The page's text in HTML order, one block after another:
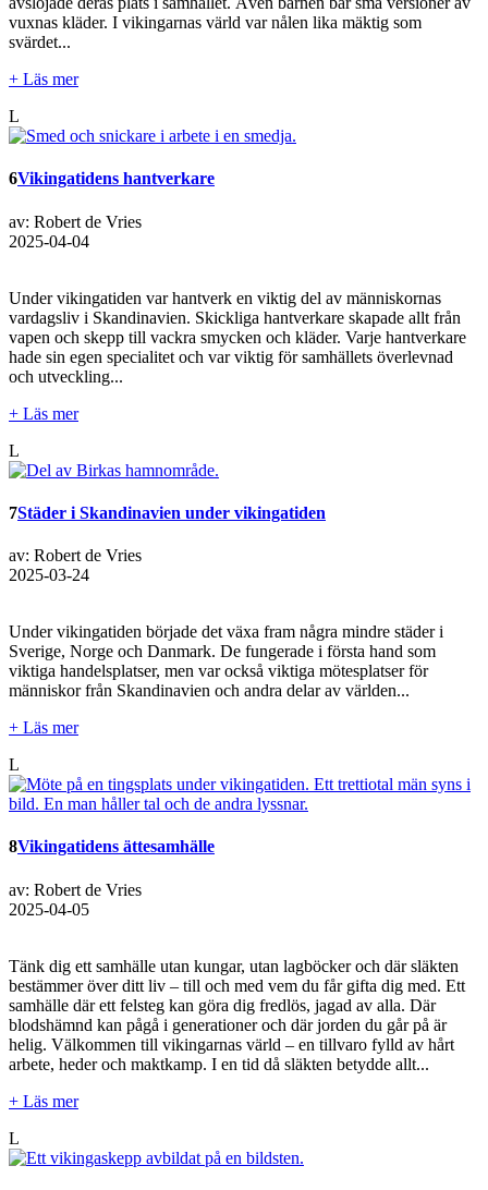
vuxnas kläder. I vikingarnas värld var nålen lika mäktig som
svärdet...
+ Läs mer
L
6Vikingatidens hantverkare
av: Robert de Vries
2025-04-04
Under vikingatiden var hantverk en viktig del av människornas
vardagsliv i Skandinavien. Skickliga hantverkare skapade allt från
vapen och skepp till vackra smycken och kläder. Varje hantverkare
hade sin egen specialitet och var viktig för samhällets överlevnad
och utveckling...
+ Läs mer
L
7Städer i Skandinavien under vikingatiden
av: Robert de Vries
2025-03-24
Under vikingatiden började det växa fram några mindre städer i
Sverige, Norge och Danmark. De fungerade i första hand som
viktiga handelsplatser, men var också viktiga mötesplatser för
människor från Skandinavien och andra delar av världen...
+ Läs mer
L
8Vikingatidens ättesamhälle
av: Robert de Vries
2025-04-05
Tänk dig ett samhälle utan kungar, utan lagböcker och där släkten
bestämmer över ditt liv – till och med vem du får gifta dig med. Ett
samhälle där ett felsteg kan göra dig fredlös, jagad av alla. Där
blodshämnd kan pågå i generationer och där jorden du går på är
helig. Välkommen till vikingarnas värld – en tillvaro fylld av hårt
arbete, heder och maktkamp. I en tid då släkten betydde allt...
+ Läs mer
L